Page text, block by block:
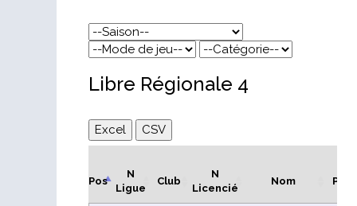
Libre Régionale 4
Excel CSV
Pos
N
Ligue
Club
N
Licencié
Nom